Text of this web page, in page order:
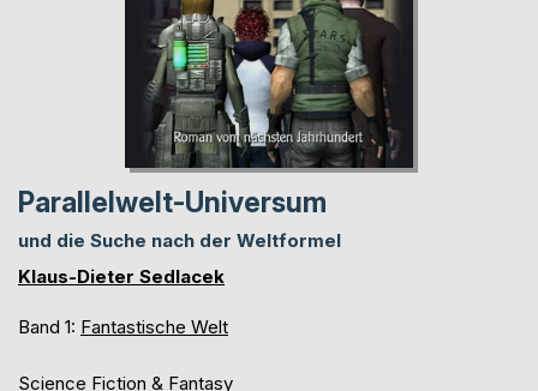
Parallelwelt-Universum
und die Suche nach der Weltformel
Klaus-Dieter Sedlacek
Band 1: Fantastische Welt
Science Fiction & Fantasy